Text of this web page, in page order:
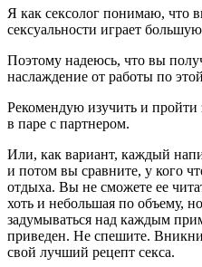
Я как сексолог понимаю, что
сексуальности играет
Поэтому надеюсь, что вы
наслаждение от работы по
Рекомендую изучить и пройти
в паре с партнером.
Или, как вариант, каждый
и потом вы сравните, у кого
отдыха. Вы не сможете ее
хоть и небольшая по объему,
задумываться над каждым
приведен. Не спешите.
свой лучший рецепт секса.